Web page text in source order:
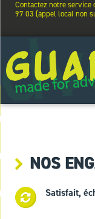
Contactez notre
97 03 (appel local non
NOS
Satisfait,